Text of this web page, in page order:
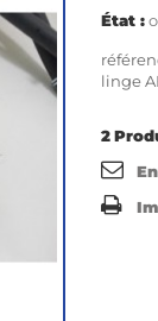
État :
linge
2